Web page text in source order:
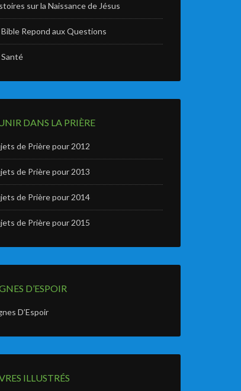
sur la Naissance de Jésus
Bible Repond aux Questions
Santé
DANS LA PRIÈRE
de Prière pour 2012
de Prière pour 2013
de Prière pour 2014
de Prière pour 2015
D’ESPOIR
D’Espoir
ILLUSTRÉS